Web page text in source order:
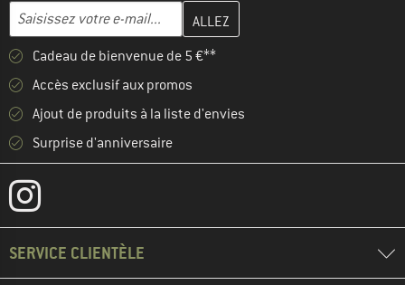
Adresse e-mail
Entrez votre adresse e-mail ici et créez votre compte client à la
Cadeau de bienvenue de 5 €**
Accès exclusif aux promos
Ajout de produits à la liste d'envies
Surprise d'anniversaire
SERVICE CLIENTÈLE